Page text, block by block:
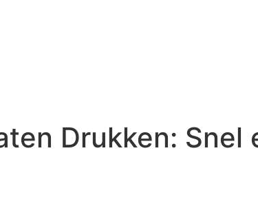
Drukken: Snel